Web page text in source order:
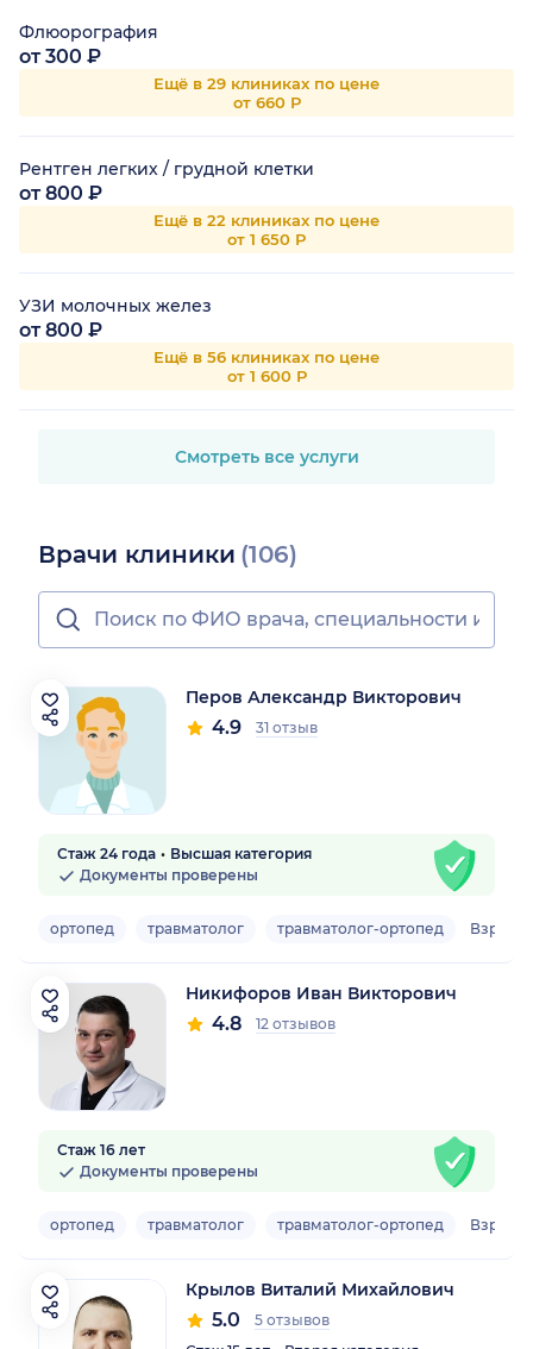
Флюорография
от 300 ₽
Ещё в 29 клиниках по цене
от 660 Р
Рентген легких / грудной клетки
от 800 ₽
Ещё в 22 клиниках по цене
от 1 650 Р
УЗИ молочных желез
от 800 ₽
Ещё в 56 клиниках по цене
от 1 600 Р
Смотреть все услуги
Врачи клиники (106)
Перов Александр Викторович
4.9 31 отзыв
Стаж 24 года
Высшая категория
Документы проверены
ортопед травматолог травматолог-ортопед
Никифоров Иван Викторович
4.8 12 отзывов
Стаж 16 лет
Документы проверены
ортопед травматолог травматолог-ортопед
Крылов Виталий Михайлович
5.0
5 отзывов